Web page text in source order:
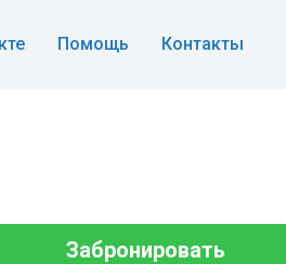
Помощь Контакты
Забронировать